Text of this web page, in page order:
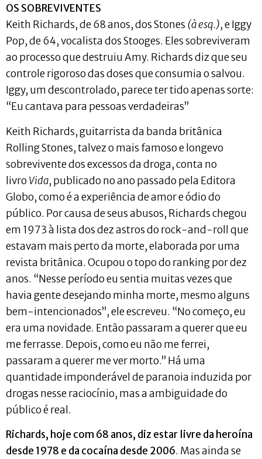
OS SOBREVIVENTES
Keith Richards, de 68 anos, dos Stones (à esq.), e Iggy
Pop, de 64, vocalista dos Stooges. Eles sobreviveram
ao processo que destruiu Amy. Richards diz que seu
controle rigoroso das doses que consumia o salvou.
Iggy, um descontrolado, parece ter tido apenas sorte:
“Eu cantava para pessoas verdadeiras”
Keith Richards, guitarrista da banda britânica
Rolling Stones, talvez o mais famoso e longevo
sobrevivente dos excessos da droga, conta no
livro Vida, publicado no ano passado pela Editora
Globo, como é a experiência de amor e ódio do
público. Por causa de seus abusos, Richards chegou
em 1973 à lista dos dez astros do rock-and-roll que
estavam mais perto da morte, elaborada por uma
revista britânica. Ocupou o topo do ranking por dez
anos. “Nesse período eu sentia muitas vezes que
havia gente desejando minha morte, mesmo alguns
bem-intencionados”, ele escreveu. “No começo, eu
era uma novidade. Então passaram a querer que eu
me ferrasse. Depois, como eu não me ferrei,
passaram a querer me ver morto.” Há uma
quantidade imponderável de paranoia induzida por
drogas nesse raciocínio, mas a ambiguidade do
público é real.
Richards, hoje com 68 anos, diz estar livre da heroína
desde 1978 e da cocaína desde 2006. Mas ainda se